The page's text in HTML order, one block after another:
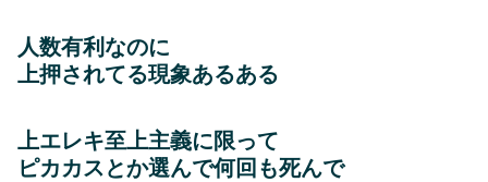
人数有利なのに
上押されてる現象あるある
上エレキ至上主義に限って
ピカカスとか選んで何回も死んで